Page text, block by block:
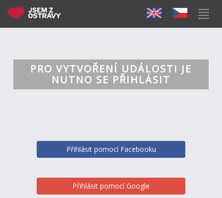
PRO VYTVOŘENÍ UDÁLOSTI JE
NUTNO SE PŘIHLÁSIT
Přihlásit pomocí Facebooku
Přihlásit pomocí Google